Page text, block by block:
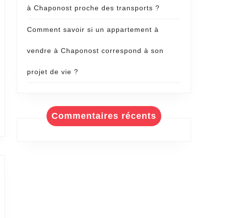
à Chaponost proche des transports ?
Comment savoir si un appartement à
vendre à Chaponost correspond à son
projet de vie ?
Commentaires récents